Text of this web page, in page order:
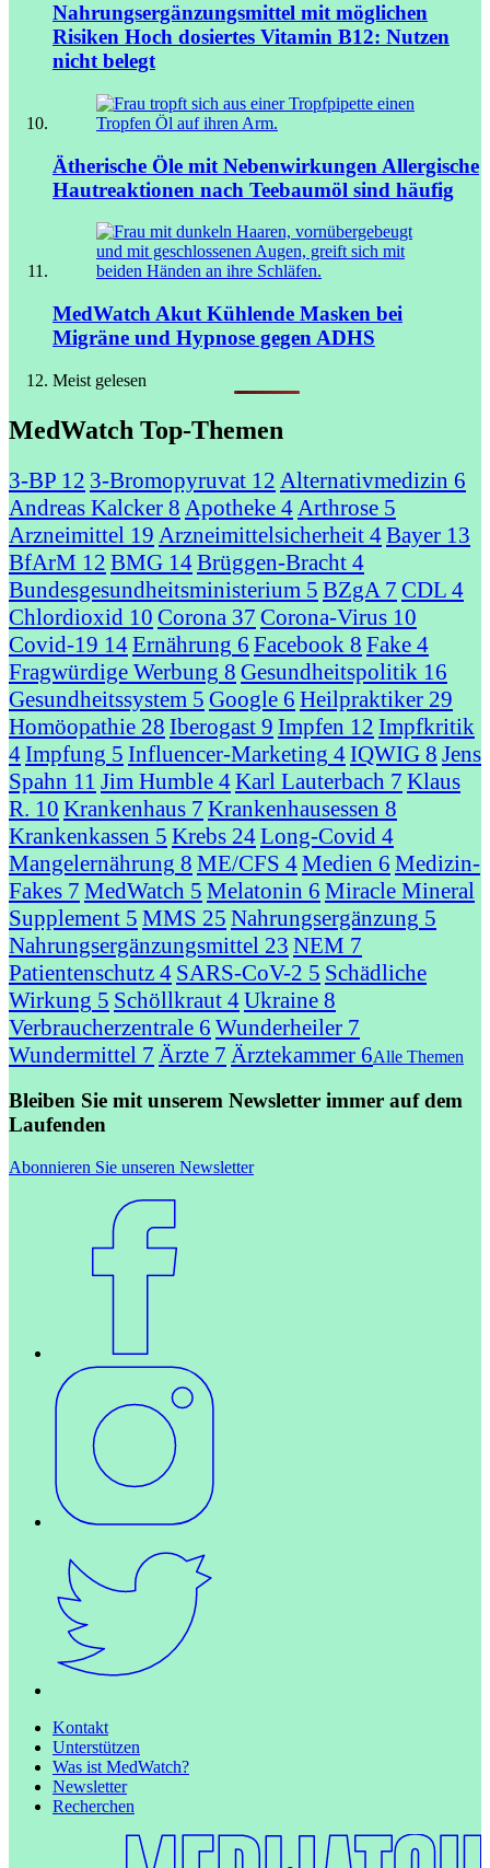
Nahrungsergänzungsmittel mit möglichen
Risiken Hoch dosiertes Vitamin B12: Nutzen
nicht belegt
Ätherische Öle mit Nebenwirkungen Allergische
Hautreaktionen nach Teebaumöl sind häufig
MedWatch Akut Kühlende Masken bei
Migräne und Hypnose gegen ADHS
Meist gelesen
MedWatch Top-Themen
3-BP 12 3-Bromopyruvat 12 Alternativmedizin 6
Andreas Kalcker 8 Apotheke 4 Arthrose 5
Arzneimittel 19 Arzneimittelsicherheit 4Bayer 13
BfArM 12 BMG 14Brüggen-Bracht 4
Bundesgesundheitsministerium 5 BZgA 7 CDL 4
Chlordioxid 10 Corona 37 Corona-Virus 10
Covid-19 14Ernährung 6 Facebook 8 Fake 4
Fragwürdige Werbung 8 Gesundheitspolitik 16
Gesundheitssystem 5 Google 6 Heilpraktiker 29
Homöopathie 28 Iberogast 9 Impfen 12 Impfkritik
4Impfung 5 Influencer-Marketing 4IQWIG 8 Jens
Spahn 11 Jim Humble 4Karl Lauterbach 7 Klaus
R. 10 Krankenhaus 7 Krankenhausessen 8
Krankenkassen 5 Krebs 24Long-Covid 4
Mangelernährung 8 ME/CFS 4Medien 6 Medizin-
Fakes 7 MedWatch 5 Melatonin 6 Miracle Mineral
Supplement 5 MMS 25 Nahrungsergänzung 5
Nahrungsergänzungsmittel 23 NEM 7
Patientenschutz 4 SARS-CoV-2 5 Schädliche
Wirkung 5 Schöllkraut 4Ukraine 8
Verbraucherzentrale 6 Wunderheiler 7
Wundermittel 7 Ärzte 7 Ärztekammer 6Alle Themen
Bleiben Sie mit unserem Newsletter immer auf dem
Laufenden
Abonnieren Sie unseren Newsletter
Kontakt
Unterstützen
Was ist MedWatch?
Newsletter
Recherchen